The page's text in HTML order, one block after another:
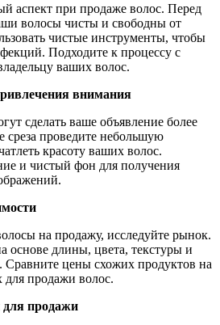
аспект при продаже волос. Перед
волосы чисты и свободны от
чистые инструменты, чтобы
Подходите к процессу с
ваших волос.
внимания
сделать ваше объявление более
среза проведите небольшую
красоту ваших волос.
и чистый фон для получения
на продажу, исследуйте рынок.
основе длины, цвета, текстуры и
Сравните цены схожих продуктов на
продажи волос.
продажи